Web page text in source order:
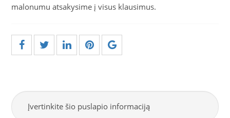
malonumu atsakysime į visus klausimus.
Įvertinkite šio puslapio informaciją